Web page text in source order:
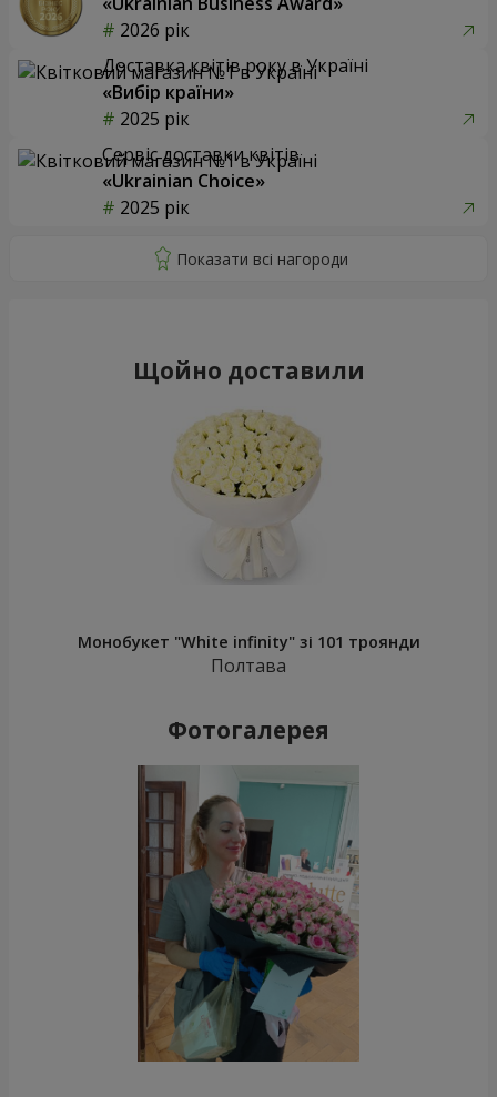
2026 рік
Доставка квітів року в Україні
«Вибір країни»
2025 рік
Сервіс доставки квітів
«Ukrainian Choice»
2025 рік
Щойно доставили
Монобукет "White infinity" зі 101 троянди
Полтава
Фотогалерея